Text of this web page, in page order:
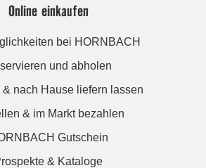
Online einkaufen
bei HORNBACH
und abholen
& nach Hause liefern lassen
& im Markt bezahlen
Gutschein
& Kataloge